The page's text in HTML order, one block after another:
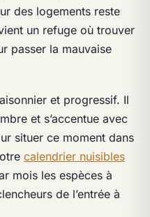
des logements reste
un refuge où trouver
passer la mauvaise
et progressif. Il
et s’accentue avec
situer ce moment dans
calendrier nuisibles
mois les espèces à
de l’entrée à